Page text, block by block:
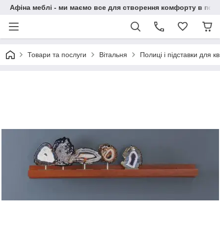
Афіна меблі - ми маємо все для створення комфорту в
Товари та послуги Вітальня Полиці і підставки для